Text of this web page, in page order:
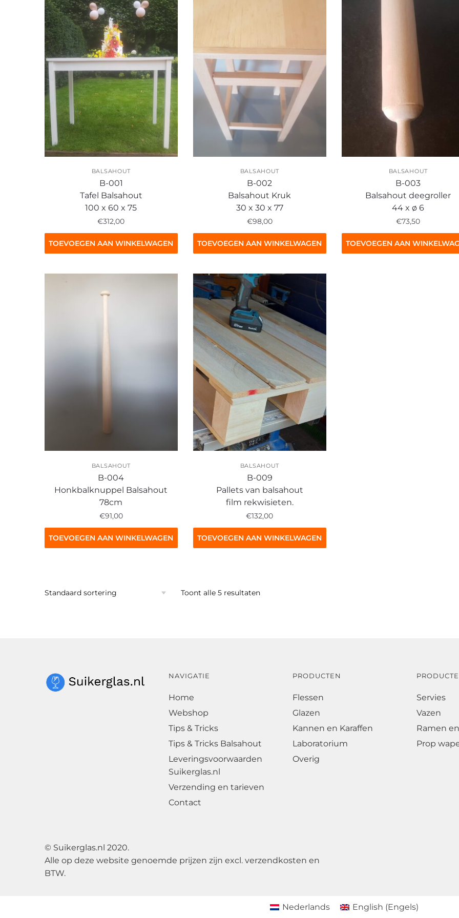
BALSAHOUT
B-001
Tafel Balsahout
100 x 60 x 75
€312,00
TOEVOEGEN AAN WINKELWAGEN
BALSAHOUT
B-002
Balsahout Kruk
30 x 30 x 77
€98,00
TOEVOEGEN AAN WINKELWAGEN
BALSAHOUT
B-003
Balsahout deegroller
44 x ø 6
€73,50
TOEVOEGEN AAN
BALSAHOUT
B-004
Honkbalknuppel Balsahout
78cm
€91,00
TOEVOEGEN AAN WINKELWAGEN
BALSAHOUT
B-009
Pallets van balsahout
film rekwisieten.
€132,00
TOEVOEGEN AAN WINKELWAGEN
Toont alle 5 resultaten
NAVIGATIE
Home
Webshop
Tips & Tricks
Tips & Tricks Balsahout
Leveringsvoorwaarden
Suikerglas.nl
Verzending en tarieven
Contact
PRODUCTEN
Flessen
Glazen
Kannen en Karaffen
Laboratorium
Overig
Servies
Vazen
Ramen
Prop
© Suikerglas.nl 2020.
Alle op deze website genoemde prijzen zijn excl. verzendkosten en
BTW.
Nederlands English (Engels)